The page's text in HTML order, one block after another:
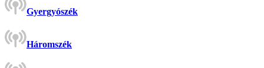
Gyergyószék
Háromszék